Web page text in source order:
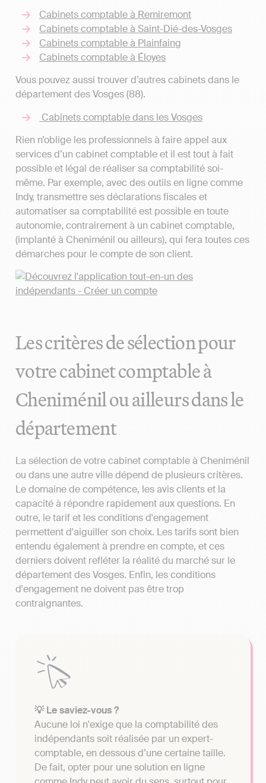
Cabinets comptable à Remiremont
Cabinets comptable à Saint-Dié-des-Vosges
Cabinets comptable à Plainfaing
Cabinets comptable à Éloyes
Vous pouvez aussi trouver d’autres cabinets dans le
département des Vosges (88).
Cabinets comptable dans les Vosges
Rien n’oblige les professionnels à faire appel aux
services d’un cabinet comptable et il est tout à fait
possible et légal de réaliser sa comptabilité soi-
même. Par exemple, avec des outils en ligne comme
Indy, transmettre ses déclarations fiscales et
automatiser sa comptabilité est possible en toute
autonomie, contrairement à un cabinet comptable,
(implanté à Cheniménil ou ailleurs), qui fera toutes ces
démarches pour le compte de son client.
Les critères de sélection pour
votre cabinet comptable à
Cheniménil ou ailleurs dans le
département
La sélection de votre cabinet comptable à Cheniménil
ou dans une autre ville dépend de plusieurs critères.
Le domaine de compétence, les avis clients et la
capacité à répondre rapidement aux questions. En
outre, le tarif et les conditions d'engagement
permettent d'aiguiller son choix. Les tarifs sont bien
entendu également à prendre en compte, et ces
derniers doivent refléter la réalité du marché sur le
département des Vosges. Enfin, les conditions
d'engagement ne doivent pas être trop
contraignantes.
💡 Le saviez-vous ?
Aucune loi n'exige que la comptabilité des
indépendants soit réalisée par un expert-
comptable, en dessous d’une certaine taille.
De fait, opter pour une solution en ligne